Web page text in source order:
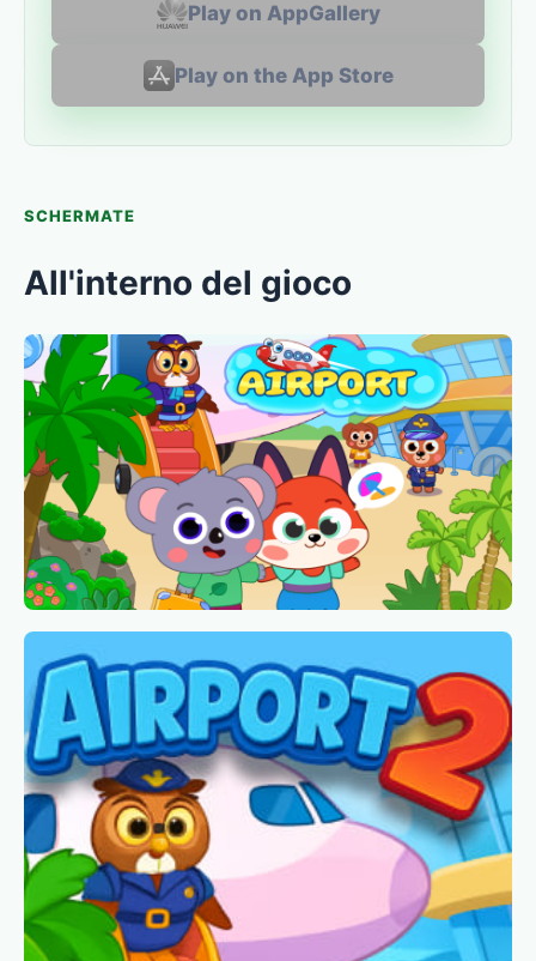
Play on AppGallery
Play on the App Store
SCHERMATE
All'interno del gioco